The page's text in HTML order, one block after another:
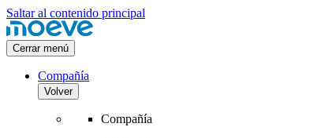
Saltar al contenido principal
Cerrar menú
Compañía
Volver
Compañía